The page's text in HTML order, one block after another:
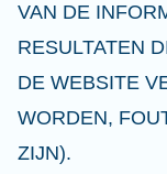
VAN DE
RESULTATEN
DE WEBSITE
WORDEN,
ZIJN).